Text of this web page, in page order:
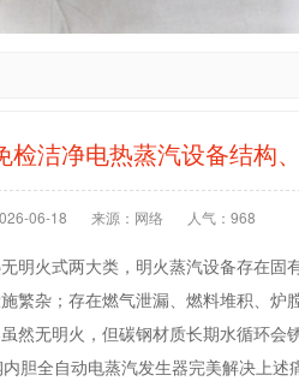
检洁净电热蒸汽设备结构
06-18 来源：网络 人气： 968
明火式两大类，明火蒸汽设备存在固
杂；存在燃气泄漏、燃料堆积、炉
然无明火，但碳钢材质长期水循环会
胆全自动电蒸汽发生器完美解决上